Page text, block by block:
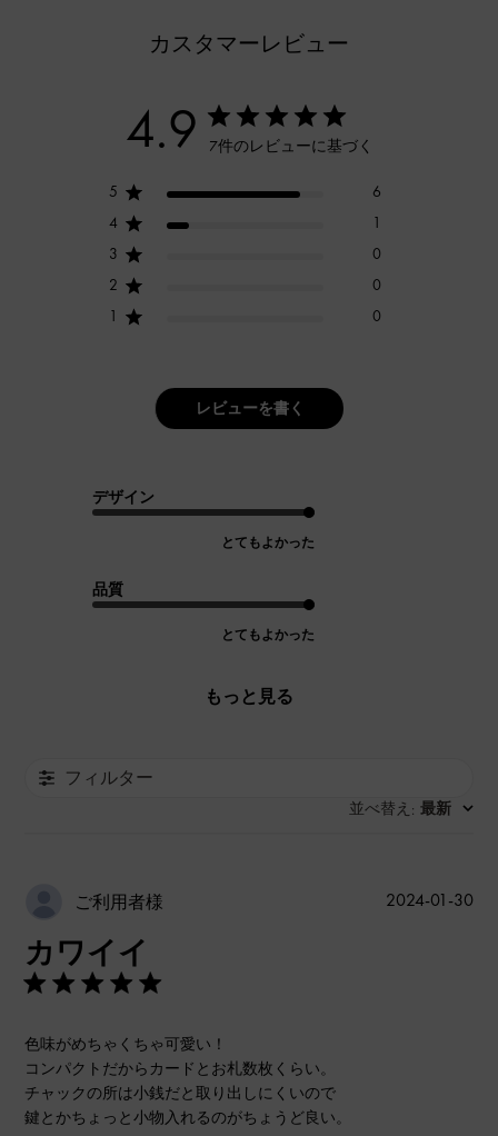
カスタマーレビュー
4.9 7件のレビューに基づく
5
6
4
1
3
0
2
0
1
0
レビューを書く
デザイン
とてもよかった
品質
とてもよかった
もっと見る
フィルター
並べ替え : 最新
ご利用者様
カワイイ
色味がめちゃくちゃ可愛い！
コンパクトだからカードとお札数枚くらい。
チャックの所は小銭だと取り出しにくいので
鍵とかちょっと小物入れるのがちょうど良い。
公
2024-01-30